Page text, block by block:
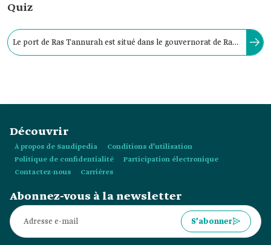
Quiz
Le port de Ras Tannurah est situé dans le gouvernorat de Ras
Découvrir
À propos de Saudipedia
Conditions d’utilisation
Politique de confidentialité
Participation électronique
Contactez-nous
Carrières
Abonnez-vous à la newsletter
S’abonner